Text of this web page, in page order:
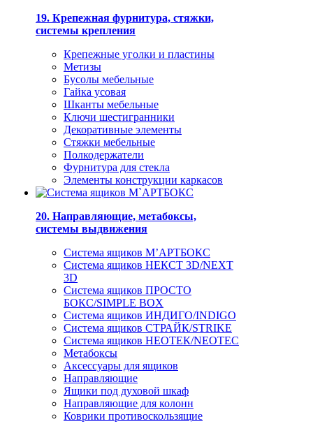
19. Крепежная фурнитура, стяжки,
системы крепления
Крепежные уголки и пластины
Метизы
Бусолы мебельные
Гайка усовая
Шканты мебельные
Ключи шестигранники
Декоративные элементы
Стяжки мебельные
Полкодержатели
Фурнитура для стекла
Элементы конструкции каркасов
20. Направляющие, метабоксы,
системы выдвижения
Система ящиков М’АРТБОКС
Система ящиков НЕКСТ 3D/NEXT
3D
Система ящиков ПРОСТО
БОКС/SIMPLE BOX
Система ящиков ИНДИГО/INDIGO
Система ящиков СТРАЙК/STRIKE
Система ящиков НЕОТЕК/NEOTEC
Метабоксы
Аксессуары для ящиков
Направляющие
Ящики под духовой шкаф
Направляющие для колонн
Коврики противоскользящие